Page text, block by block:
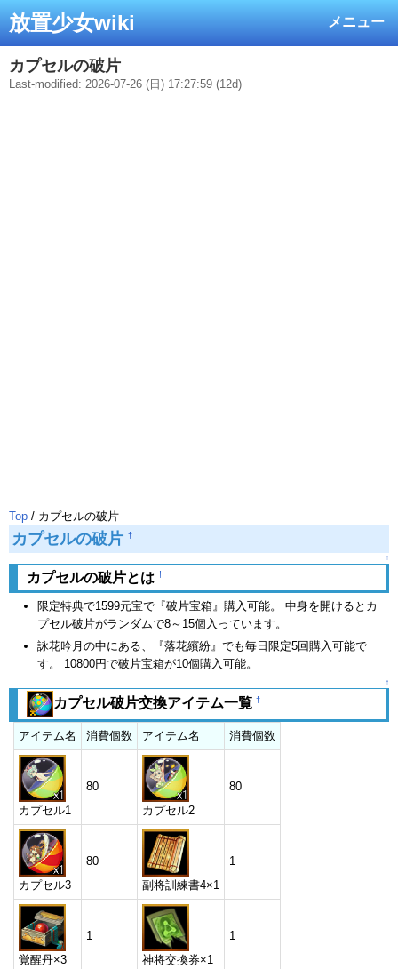
メニュー
放置少女wiki
カプセルの破片
Last-modified: 2026-07-26 (日) 17:27:59 (12d)
Top / カプセルの破片
カプセルの破片 †
↑
カプセルの破片とは †
限定特典で1599元宝で『破片宝箱』購入可能。 中身を開けるとカ
プセル破片がランダムで8～15個入っています。
詠花吟月の中にある、『落花繽紛』でも毎日限定5回購入可能で
す。 10800円で破片宝箱が10個購入可能。
↑
カプセル破片交換アイテム一覧 †
アイテム名 消費個数 アイテム名 消費個数
カプセル1
80
カプセル2
80
カプセル3
80
副将訓練書4×1
1
覚醒丹×3
1
神将交換券×1
1